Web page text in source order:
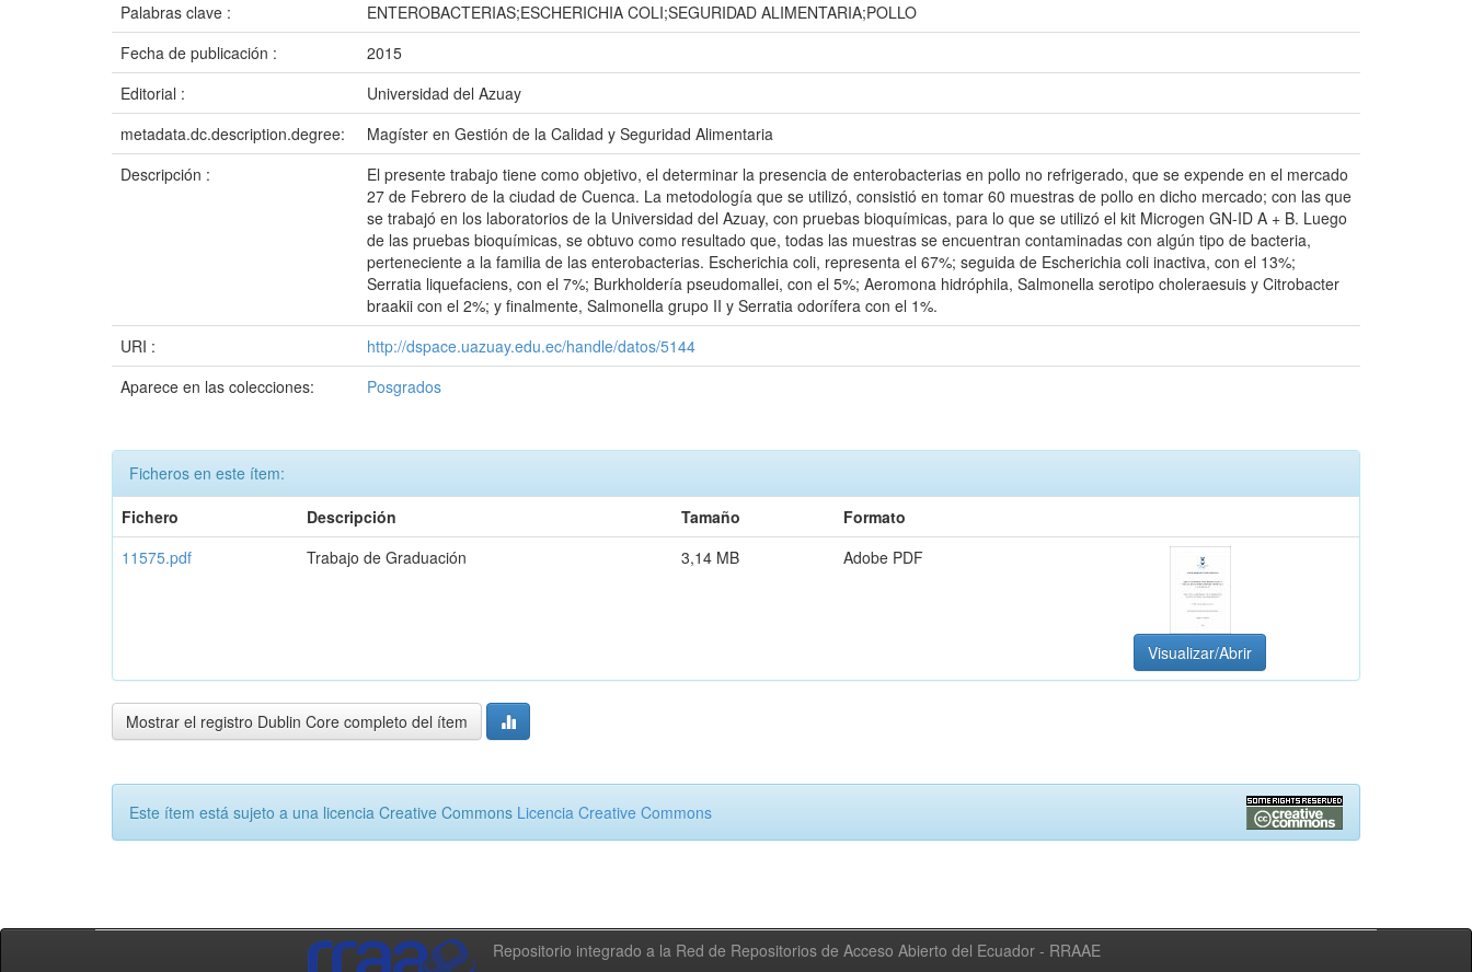
Palabras clave :
ENTEROBACTERIAS;ESCHERICHIA COLI;SEGURIDAD ALIMENTARIA;POLLO
Fecha de publicación :
2015
Editorial :
Universidad del Azuay
metadata.dc.description.degree:
Magíster en Gestión de la Calidad y Seguridad Alimentaria
Descripción :
El presente trabajo tiene como objetivo, el determinar la presencia de enterobacterias en pollo no refrigerado, que se expende en el mercado
27 de Febrero de la ciudad de Cuenca. La metodología que se utilizó, consistió en tomar 60 muestras de pollo en dicho mercado; con las que
se trabajó en los laboratorios de la Universidad del Azuay, con pruebas bioquímicas, para lo que se utilizó el kit Microgen GN-ID A + B. Luego
de las pruebas bioquímicas, se obtuvo como resultado que, todas las muestras se encuentran contaminadas con algún tipo de bacteria,
perteneciente a la familia de las enterobacterias. Escherichia coli, representa el 67%; seguida de Escherichia coli inactiva, con el 13%;
Serratia liquefaciens, con el 7%; Burkholdería pseudomallei, con el 5%; Aeromona hidróphila, Salmonella serotipo choleraesuis y Citrobacter
braakii con el 2%; y finalmente, Salmonella grupo II y Serratia odorífera con el 1%.
URI :
http://dspace.uazuay.edu.ec/handle/datos/5144
Aparece en las colecciones:
Posgrados
Ficheros en este ítem:
Fichero
Descripción Tamaño
Formato
11575.pdf
Trabajo de Graduación 3,14 MB Adobe PDF
Visualizar/Abrir
Mostrar el registro Dublin Core completo del ítem
Este ítem está sujeto a una licencia Creative Commons Licencia Creative Commons
Repositorio integrado a la Red de Repositorios de Acceso Abierto del Ecuador - RRAAE